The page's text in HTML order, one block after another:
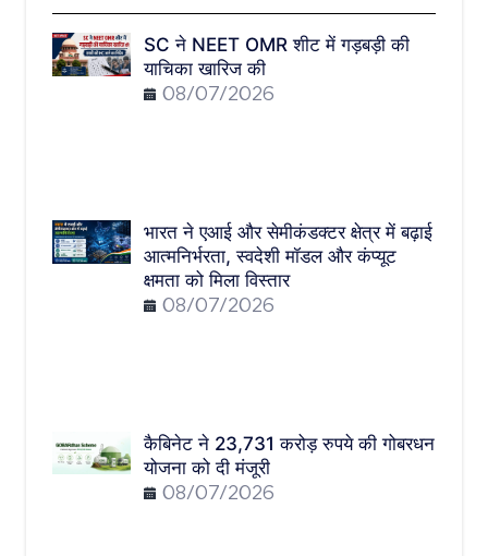
SC ने NEET OMR शीट में गड़बड़ी की
याचिका खारिज की
08/07/2026
भारत ने एआई और सेमीकंडक्टर क्षेत्र में बढ़ाई
आत्मनिर्भरता, स्वदेशी मॉडल और कंप्यूट
क्षमता को मिला विस्तार
08/07/2026
कैबिनेट ने 23,731 करोड़ रुपये की गोबरधन
योजना को दी मंजूरी
08/07/2026